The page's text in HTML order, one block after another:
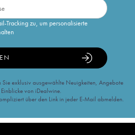
Tracking zu, um personalisierte
exklusiv ausgewählte Neuigkeiten, Angebote
Einblicke von iDealwine.
über den Link in jeder E-Mail abmelden.